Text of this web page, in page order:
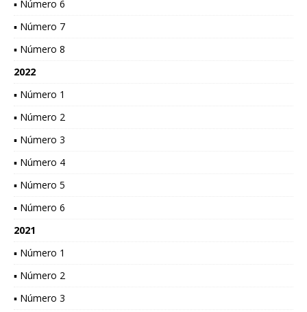
▪ Número 6
▪ Número 7
▪ Número 8
2022
▪ Número 1
▪ Número 2
▪ Número 3
▪ Número 4
▪ Número 5
▪ Número 6
2021
▪ Número 1
▪ Número 2
▪ Número 3